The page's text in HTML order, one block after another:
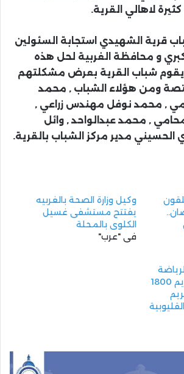
لاهالي القرية.
قرية الشهيدي استجابة السئولين
و محافظة الغربية لحل هذه
ويقوم شباب القرية بعرض مشكلتهم
ومن هؤلاء الشباب , محمد
, محمد نوفل مهندس زراعي ,
, محمد عبدالواحد , وائل
الحسيني مدير مركز الشباب بالقرية.
وكيل وزارة الصحة بالغربيه
يفتتح مستشفى غسيل
الكلوى بالمحلة
في "عرب"
بالقليوبية يشهد تكريم 1800